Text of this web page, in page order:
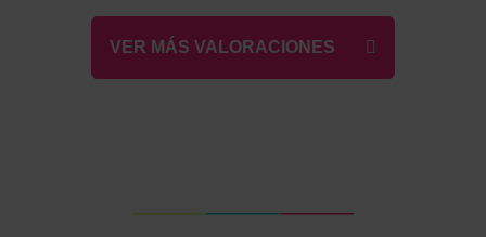
Hernán Dvojak
Unreal Engine Artist: Cinematics-Environments-
Animation-Layout
"Escuela 100% recomendable."
VER MÁS VALORACIONES